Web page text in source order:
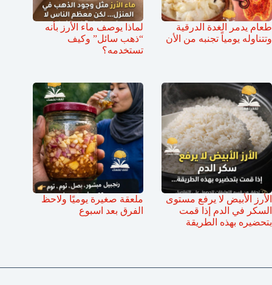
طعام يدمر الغدة الدرقية
وتتناوله يومياً تجنبه من الأن
لماذا يوصف ماء الأرز بأنه
“ذهب سائل” وكيف
تستخدمه؟
الأرز الأبيض لا يرفع مستوى
السكر في الدم إذا قمت
بتحضيره بهذه الطريقة
ملعقة صغيرة يوميًا ولاحظ
الفرق بعد اسبوع